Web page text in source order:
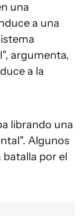
una
a una
argumenta,
a la
librando una
Algunos
batalla por el